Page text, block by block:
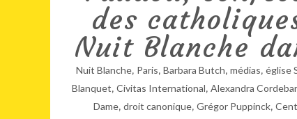
des
Nuit Blanche
Nuit Blanche, Paris, Barbara Butch, médias, église
Blanquet, Civitas International, Alexandra
Dame, droit canonique, Grégor Puppinck,